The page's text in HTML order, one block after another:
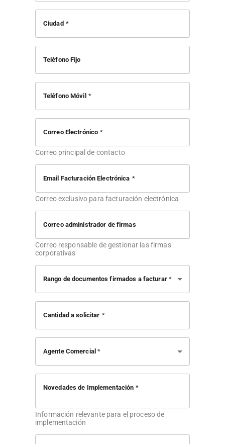
Ciudad
Teléfono Fijo
Teléfono Móvil
Correo Electrónico
Correo principal de contacto
Email Facturación Electrónica
Correo exclusivo para facturación electrónica
Correo administrador de firmas
Correo responsable de gestionar las firmas
corporativas
Rango de documentos firmados a facturar
Cantidad a solicitar
Agente Comercial
Novedades de Implementación
Información relevante para el proceso de
implementación